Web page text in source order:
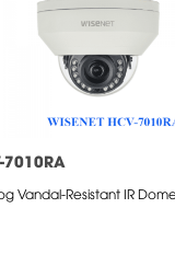
7010RA
Vandal-Resistant IR